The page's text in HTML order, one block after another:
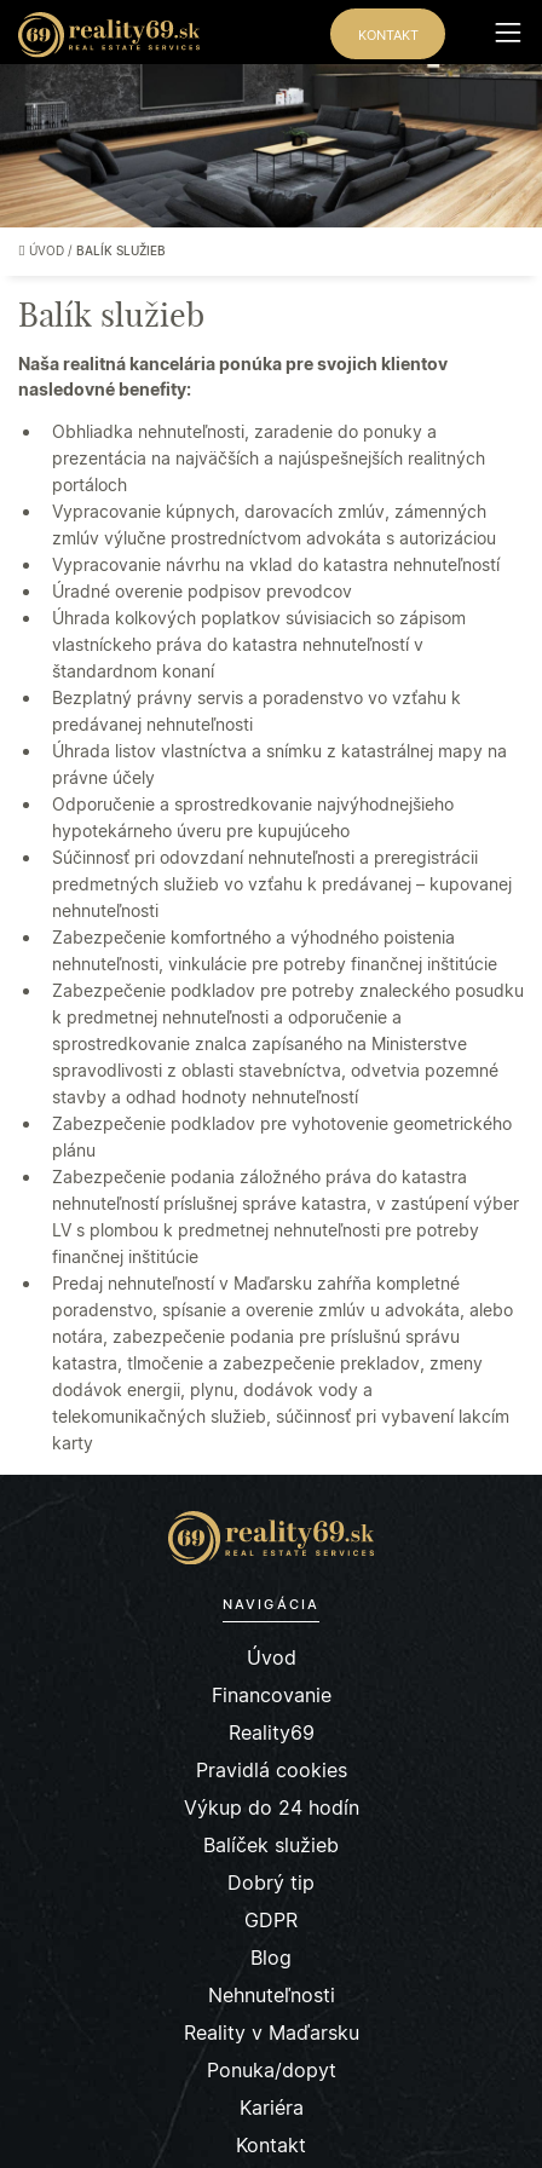
KONTAKT
ÚVOD / BALÍK SLUŽIEB
Balík služieb
Naša realitná kancelária ponúka pre svojich klientov
nasledovné benefity:
Obhliadka nehnuteľnosti, zaradenie do ponuky a
prezentácia na najväčších a najúspešnejších realitných
portáloch
Vypracovanie kúpnych, darovacích zmlúv, zámenných
zmlúv výlučne prostredníctvom advokáta s autorizáciou
Vypracovanie návrhu na vklad do katastra nehnuteľností
Úradné overenie podpisov prevodcov
Úhrada kolkových poplatkov súvisiacich so zápisom
vlastníckeho práva do katastra nehnuteľností v
štandardnom konaní
Bezplatný právny servis a poradenstvo vo vzťahu k
predávanej nehnuteľnosti
Úhrada listov vlastníctva a snímku z katastrálnej mapy na
právne účely
Odporučenie a sprostredkovanie najvýhodnejšieho
hypotekárneho úveru pre kupujúceho
Súčinnosť pri odovzdaní nehnuteľnosti a preregistrácii
predmetných služieb vo vzťahu k predávanej – kupovanej
nehnuteľnosti
Zabezpečenie komfortného a výhodného poistenia
nehnuteľnosti, vinkulácie pre potreby finančnej inštitúcie
Zabezpečenie podkladov pre potreby znaleckého posudku
k predmetnej nehnuteľnosti a odporučenie a
sprostredkovanie znalca zapísaného na Ministerstve
spravodlivosti z oblasti stavebníctva, odvetvia pozemné
stavby a odhad hodnoty nehnuteľností
Zabezpečenie podkladov pre vyhotovenie geometrického
plánu
Zabezpečenie podania záložného práva do katastra
nehnuteľností príslušnej správe katastra, v zastúpení výber
LV s plombou k predmetnej nehnuteľnosti pre potreby
finančnej inštitúcie
Predaj nehnuteľností v Maďarsku zahŕňa kompletné
poradenstvo, spísanie a overenie zmlúv u advokáta, alebo
notára, zabezpečenie podania pre príslušnú správu
katastra, tlmočenie a zabezpečenie prekladov, zmeny
dodávok energii, plynu, dodávok vody a
telekomunikačných služieb, súčinnosť pri vybavení lakcím
karty
NAVIGÁCIA
Úvod
Financovanie
Reality69
Pravidlá cookies
Výkup do 24 hodín
Balíček služieb
Dobrý tip
GDPR
Blog
Nehnuteľnosti
Reality v Maďarsku
Ponuka/dopyt
Kariéra
Kontakt